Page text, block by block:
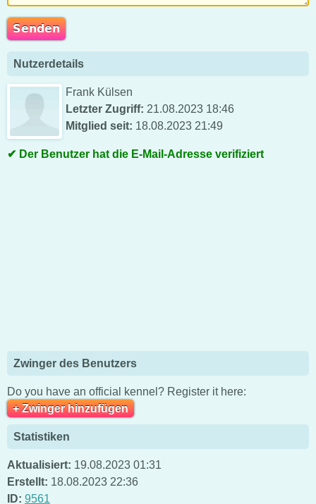
Nutzerdetails
Frank Külsen
Letzter Zugriff: 21.08.2023 18:46
Mitglied seit: 18.08.2023 21:49
Der Benutzer hat die E-Mail-Adresse verifiziert
Zwinger des Benutzers
Do you have an official kennel? Register it here:
+ Zwinger hinzufügen
Statistiken
Aktualisiert: 19.08.2023 01:31
Erstellt: 18.08.2023 22:36
ID: 9561